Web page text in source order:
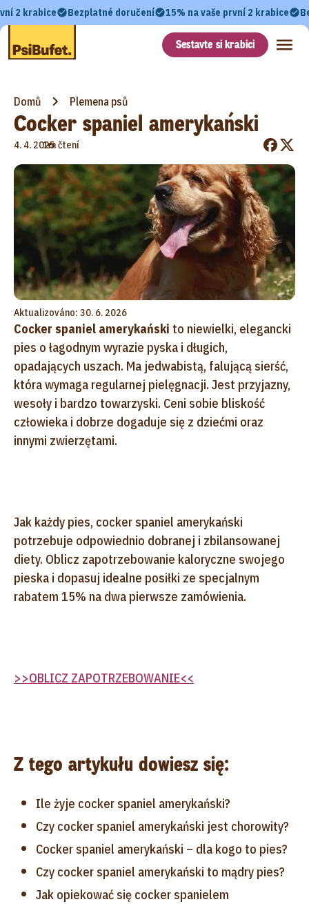
2 krabice Bezplatné doručení 15% na vaše první 2 krabice
Sestavte si krabici
Domů Plemena psů
Cocker spaniel amerykański
4. 4. 2025
•
1m čtení
Aktualizováno: 30. 6. 2026
Cocker spaniel amerykański to niewielki, elegancki
pies o łagodnym wyrazie pyska i długich,
opadających uszach. Ma jedwabistą, falującą sierść,
która wymaga regularnej pielęgnacji. Jest przyjazny,
wesoły i bardzo towarzyski. Ceni sobie bliskość
człowieka i dobrze dogaduje się z dziećmi oraz
innymi zwierzętami.
Jak każdy pies, cocker spaniel amerykański
potrzebuje odpowiednio dobranej i zbilansowanej
diety. Oblicz zapotrzebowanie kaloryczne swojego
pieska i dopasuj idealne posiłki ze specjalnym
rabatem 15% na dwa pierwsze zamówienia.
>>OBLICZ ZAPOTRZEBOWANIE<<
Z tego artykułu dowiesz się:
Ile żyje cocker spaniel amerykański?
Czy cocker spaniel amerykański jest chorowity?
Cocker spaniel amerykański – dla kogo to pies?
Czy cocker spaniel amerykański to mądry pies?
Jak opiekować się cocker spanielem